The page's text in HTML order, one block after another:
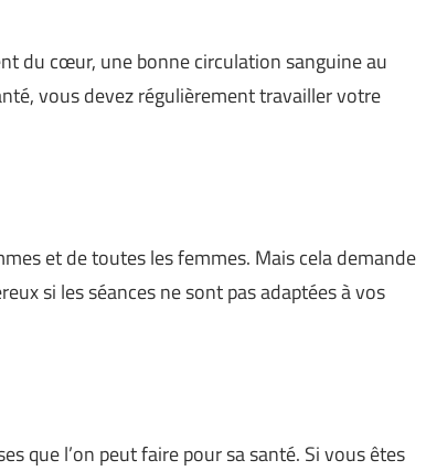
du cœur, une bonne circulation sanguine au
vous devez régulièrement travailler votre
et de toutes les femmes. Mais cela demande
si les séances ne sont pas adaptées à vos
que l’on peut faire pour sa santé. Si vous êtes